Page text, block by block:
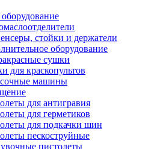
стойки и держатели
оборудование
сушки
для краскопультов
машины
для антигравия
для герметиков
для подкачки шин
пескоструйные
пистолеты